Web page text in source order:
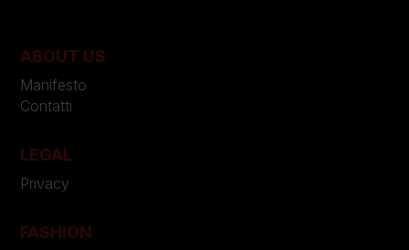
ABOUT US
Manifesto
Contatti
LEGAL
Privacy
FASHION